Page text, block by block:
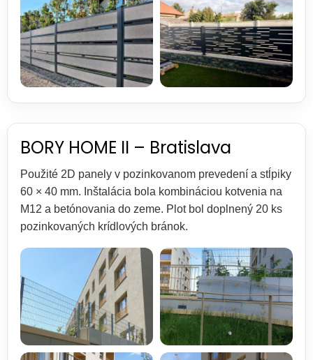
BORY HOME II – Bratislava
Použité 2D panely v pozinkovanom prevedení a stĺpiky
60 × 40 mm. Inštalácia bola kombináciou kotvenia na
M12 a betónovania do zeme. Plot bol doplnený 20 ks
pozinkovaných krídlových bránok.